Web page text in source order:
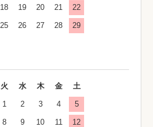
18 19 20 21 22
25 26 27 28 29
火 水 木 金 土
1 2 3 4 5
8 9 10 11 12